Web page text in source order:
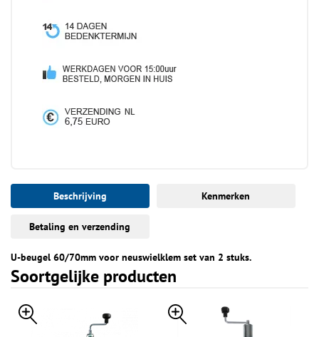
Beschrijving Kenmerken
Betaling en verzending
U-beugel 60/70mm voor neuswielklem set van 2 stuks.
Soortgelijke producten